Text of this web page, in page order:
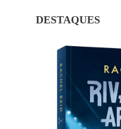
DESTAQUES